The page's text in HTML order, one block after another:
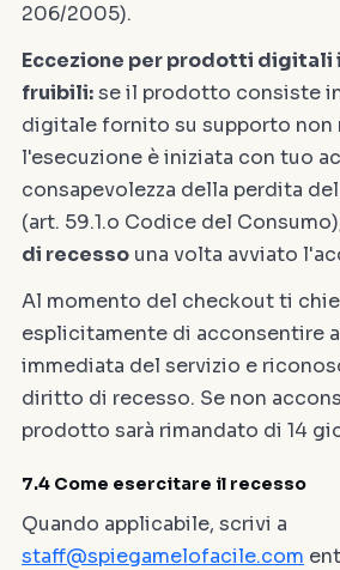
206/2005).
Eccezione per prodotti
fruibili:se il prodotto consiste
digitale fornito su supporto non
l'esecuzione è iniziata con tuo
consapevolezza della perdita
(art. 59.1.o Codice del
di recesso una volta avviato
Al momento del checkout ti
esplicitamente di acconsentire
immediata del servizio e
diritto di recesso. Se non
prodotto sarà rimandato di 14
7.4 Come esercitare il recesso
Quando applicabile, scrivi a
staff@spiegamelofacile.com